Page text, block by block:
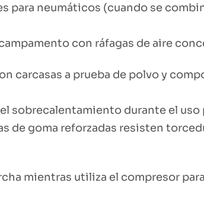
para neumáticos (cuando se
con ráfagas de aire
carcasas a prueba de polvo y
sobrecalentamiento durante el uso
de goma reforzadas resisten
mientras utiliza el compresor